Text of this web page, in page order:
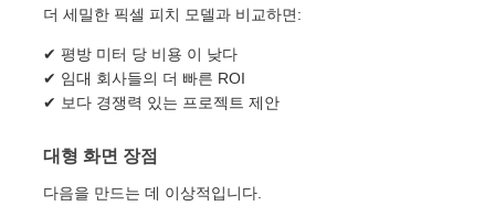
더 세밀한 픽셀 피치 모델과 비교하면:
✔ 평방 미터 당 비용 이 낮다
✔ 임대 회사들의 더 빠른 ROI
✔ 보다 경쟁력 있는 프로젝트 제안
대형 화면 장점
다음을 만드는 데 이상적입니다.